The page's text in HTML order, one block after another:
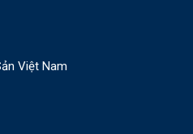
Việt Nam